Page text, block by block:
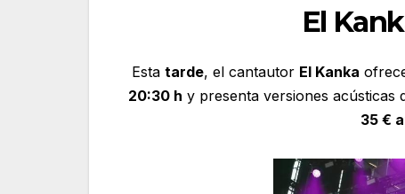
El
Esta tarde, el cantautor El Kanka
20:30 h y presenta versiones acústicas
35 €